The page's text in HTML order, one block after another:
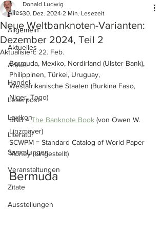
Alles
Allgemein
Aktuelles
Artikel
Handel
Leserpost
Lexikon
Literatur
Sammlungen
Veranstaltungen
Zitate
Ausstellungen
Neue Weltbanknoten-Varianten:
Dezember 2024, Teil 2
Donald Ludwig
30. Dez. 2024 2 Min. Lesezeit
Aktualisiert: 22. Feb.
Bermuda, Mexiko, Nordirland (Ulster Bank),
Philippinen, Türkei, Uruguay,
Westafrikanische Staaten (Burkina Faso,
Niger, Togo)
BNB = The Banknote Book (von Owen W.
Linzmayer)
SCWPM = Standard Catalog of World Paper
Money (eingestellt)
Bermuda